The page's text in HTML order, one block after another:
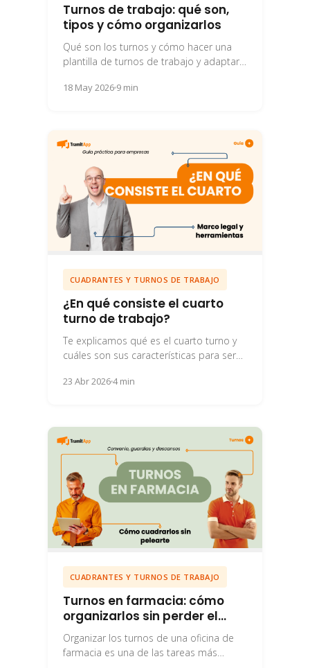
Turnos de trabajo: qué son,
tipos y cómo organizarlos
Qué son los turnos y cómo hacer una
plantilla de turnos de trabajo y adaptarla
18 May 20269 min
CUADRANTES Y TURNOS DE TRABAJO
¿En qué consiste el cuarto
turno de trabajo?
Te explicamos qué es el cuarto turno y
cuáles son sus características para ser
23 Abr 20264 min
CUADRANTES Y TURNOS DE TRABAJO
Turnos en farmacia: cómo
organizarlos sin perder el
control
Organizar los turnos de una oficina de
farmacia es una de las tareas más